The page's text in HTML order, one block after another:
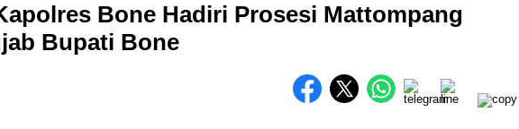
Bone Hadiri Prosesi Mattompang
Bupati Bone